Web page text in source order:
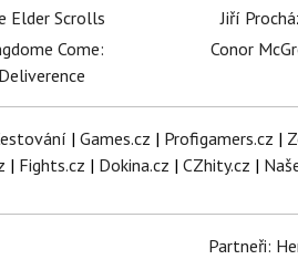
Elder Scrolls
Come:
Deliverence
Jiří
Conor
| Games.cz | Profigamers.cz |
| Fights.cz | Dokina.cz | CZhity.cz |
Partneři: